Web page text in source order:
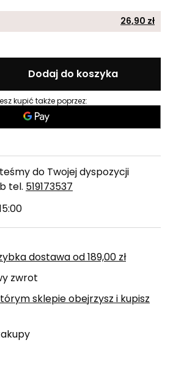
26,90 zł
Dodaj do koszyka
kupić także poprzez:
do Twojej dyspozycji
tel. 519173537
dostawa od 189,00 zł
zwrot
sklepie obejrzysz i kupisz